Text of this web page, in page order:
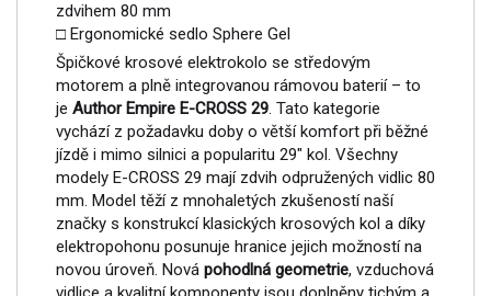
zdvihem 80 mm
□ Ergonomické sedlo Sphere Gel
Špičkové krosové elektrokolo se středovým
motorem a plně integrovanou rámovou baterií – to
je Author Empire E-CROSS 29. Tato kategorie
vychází z požadavku doby o větší komfort při běžné
jízdě i mimo silnici a popularitu 29" kol. Všechny
modely E-CROSS 29 mají zdvih odpružených vidlic 80
mm. Model těží z mnohaletých zkušeností naší
značky s konstrukcí klasických krosových kol a díky
elektropohonu posunuje hranice jejich možností na
novou úroveň. Nová pohodlná geometrie, vzduchová